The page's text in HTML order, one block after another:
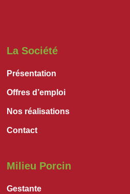
La Société
Présentation
Offres d’emploi
Nos réalisations
Contact
Milieu Porcin
Gestante